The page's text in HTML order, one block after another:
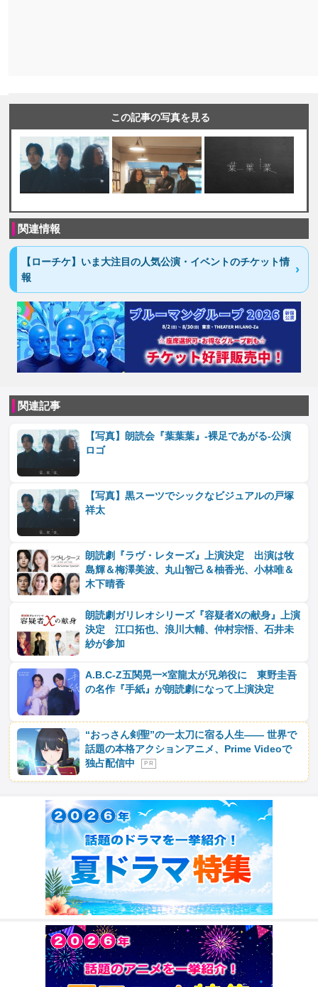
この記事の写真を見る
関連情報
【ローチケ】いま大注目の人気公演・イベントのチケット情
報
関連記事
【写真】朗読会『葉葉葉』-裸足であがる-公演
ロゴ
【写真】黒スーツでシックなビジュアルの戸塚
祥太
朗読劇『ラヴ・レターズ』上演決定 出演は牧
島輝＆梅澤美波、丸山智己＆柚香光、小林唯＆
木下晴香
朗読劇ガリレオシリーズ『容疑者Xの献身』上演
決定 江口拓也、浪川大輔、仲村宗悟、石井未
紗が参加
A.B.C‐Z五関晃一×室龍太が兄弟役に 東野圭吾
の名作『手紙』が朗読劇になって上演決定
“おっさん剣聖”の一太刀に宿る人生―― 世界で
話題の本格アクションアニメ、Prime Videoで
独占配信中
P R